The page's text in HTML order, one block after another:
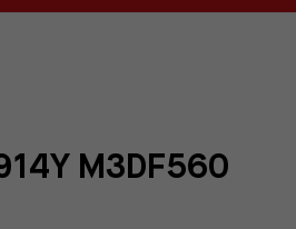
M3DF560